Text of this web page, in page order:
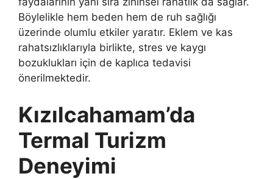
Böylelikle hem beden hem de ruh sağlığı
üzerinde olumlu etkiler yaratır. Eklem ve kas
rahatsızlıklarıyla birlikte, stres ve kaygı
bozuklukları için de kaplıca tedavisi
önerilmektedir.
Kızılcahamam’da
Termal Turizm
Deneyimi